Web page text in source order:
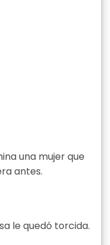
una mujer que
antes.
le quedó torcida.